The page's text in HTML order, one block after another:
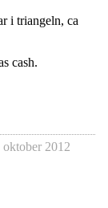
i triangeln, ca
cash.
oktober 2012